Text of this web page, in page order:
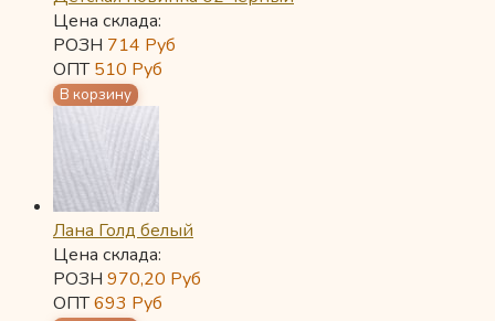
Цена склада:
РОЗН 714 Руб
ОПТ510 Руб
Лана Голд белый
Цена склада:
РОЗН 970,20 Руб
ОПТ693 Руб